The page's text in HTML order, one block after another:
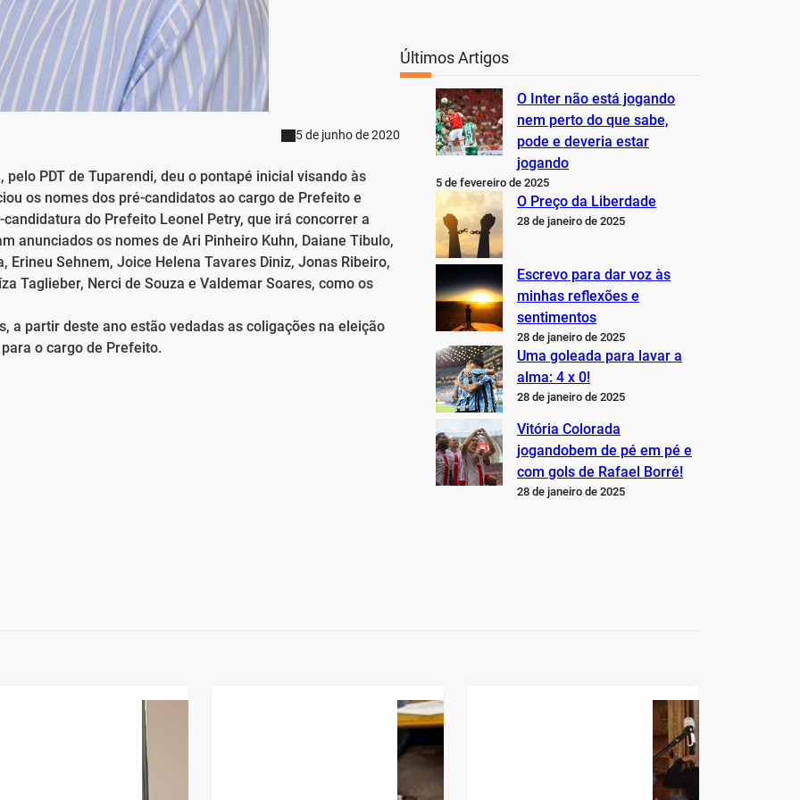
5 de junho de 2020
PDT de Tuparendi, deu o pontapé inicial visando às
os nomes dos pré-candidatos ao cargo de Prefeito e
do Prefeito Leonel Petry, que irá concorrer a
anunciados os nomes de Ari Pinheiro Kuhn, Daiane Tibulo,
Erineu Sehnem, Joice Helena Tavares Diniz, Jonas Ribeiro,
Taglieber, Nerci de Souza e Valdemar Soares, como os
a partir deste ano estão vedadas as coligações na eleição
o cargo de Prefeito.
Últimos Artigos
O Inter não está jogando
nem perto do que sabe,
pode e deveria estar
jogando
5 de fevereiro de 2025
O Preço da Liberdade
28 de janeiro de 2025
Escrevo para dar voz às
minhas reflexões e
sentimentos
28 de janeiro de 2025
Uma goleada para lavar a
alma: 4 x 0!
28 de janeiro de 2025
Vitória Colorada
jogandobem de pé em pé e
com gols de Rafael Borré!
28 de janeiro de 2025